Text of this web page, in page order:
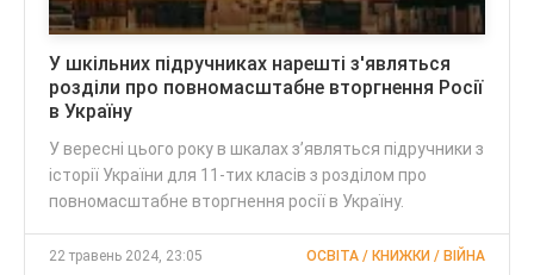
У шкільних підручниках нарешті з'являться
розділи про повномасштабне вторгнення Росії
в Україну
У вересні цього року в шкалах з’являться підручники з
історії України для 11-тих класів з розділом про
повномасштабне вторгнення росії в Україну.
22 травень 2024, 23:05 ОСВІТА / КНИЖКИ / ВІЙНА